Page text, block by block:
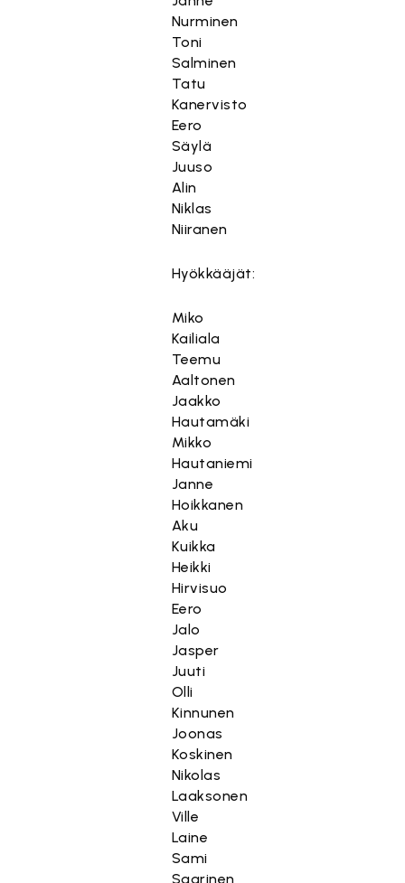
Nurminen
Toni
Salminen
Tatu
Kanervisto
Eero
Säylä
Juuso
Alin
Niklas
Niiranen
Hyökkääjät:
Miko
Kailiala
Teemu
Aaltonen
Jaakko
Hautamäki
Mikko
Hautaniemi
Janne
Hoikkanen
Aku
Kuikka
Heikki
Hirvisuo
Eero
Jalo
Jasper
Juuti
Olli
Kinnunen
Joonas
Koskinen
Nikolas
Laaksonen
Ville
Laine
Sami
Saarinen